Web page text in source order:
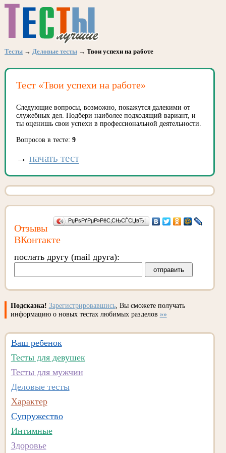
Тесты → Деловые тесты → Твои успехи на работе
Тест «Твои успехи на работе»
Следующие вопросы, возможно, покажутся далекими от
служебных дел. Подбери наиболее подходящий вариант, и
ты оценишь свои успехи в профессиональной деятельности.
Вопросов в тесте: 9
→ начать тест
РџРѕРґРµР»РёС‚СЊСЃСЏвЂ¦
Отзывы
ВКонтакте
послать другу (mail друга):
Подсказка! Зарегистрировавшись, Вы сможете получать
информацию о новых тестах любимых разделов »»
Ваш ребенок
Тесты для девушек
Тесты для мужчин
Деловые тесты
Характер
Супружество
Интимные
Здоровье